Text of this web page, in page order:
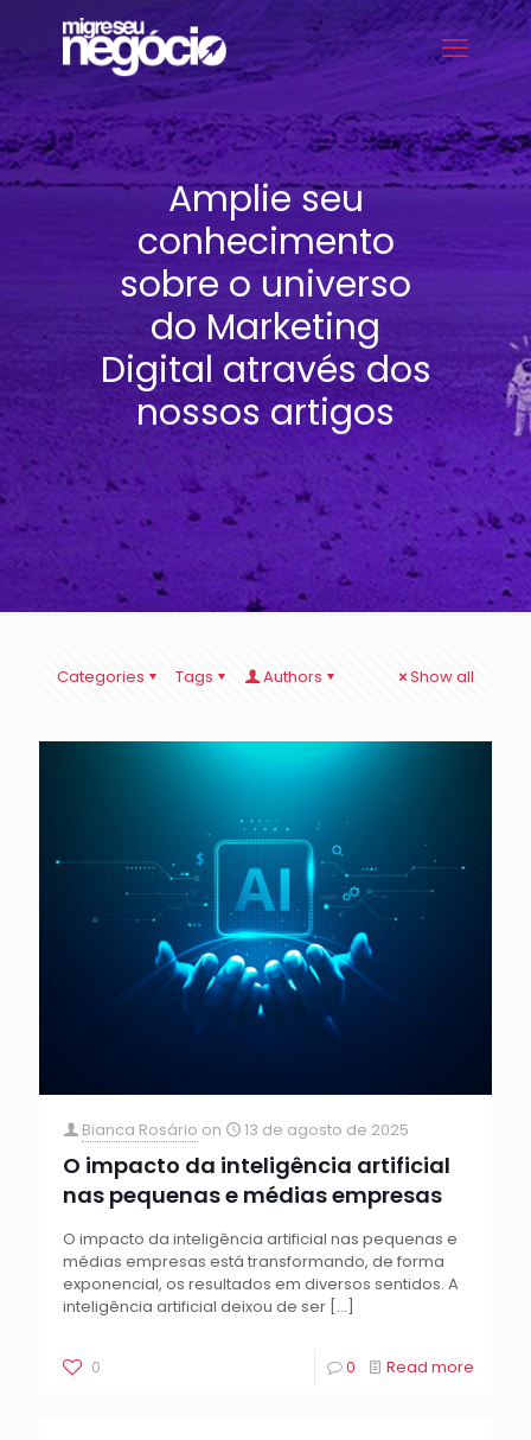
Amplie seu
conhecimento
sobre o universo
do Marketing
Digital através dos
nossos artigos
Categories Tags Authors Show all
Bianca Rosário on 13 de agosto de 2025
O impacto da inteligência artificial
nas pequenas e médias empresas
O impacto da inteligência artificial nas pequenas e
médias empresas está transformando, de forma
exponencial, os resultados em diversos sentidos. A
inteligência artificial deixou de ser […]
0 0 Read more